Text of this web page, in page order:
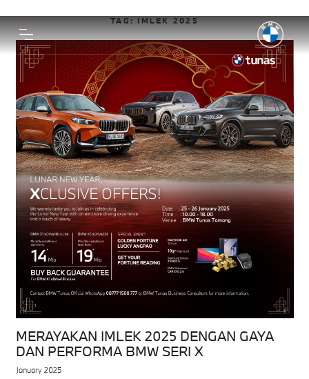
TAG:IMLEK 2025
MERAYAKAN IMLEK 2025 DENGAN GAYA
DAN PERFORMA BMW SERI X
January 2025